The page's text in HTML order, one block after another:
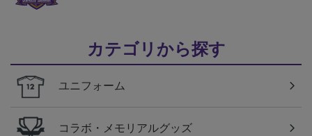
カテゴリから探す
ユニフォーム
コラボ・メモリアルグッズ